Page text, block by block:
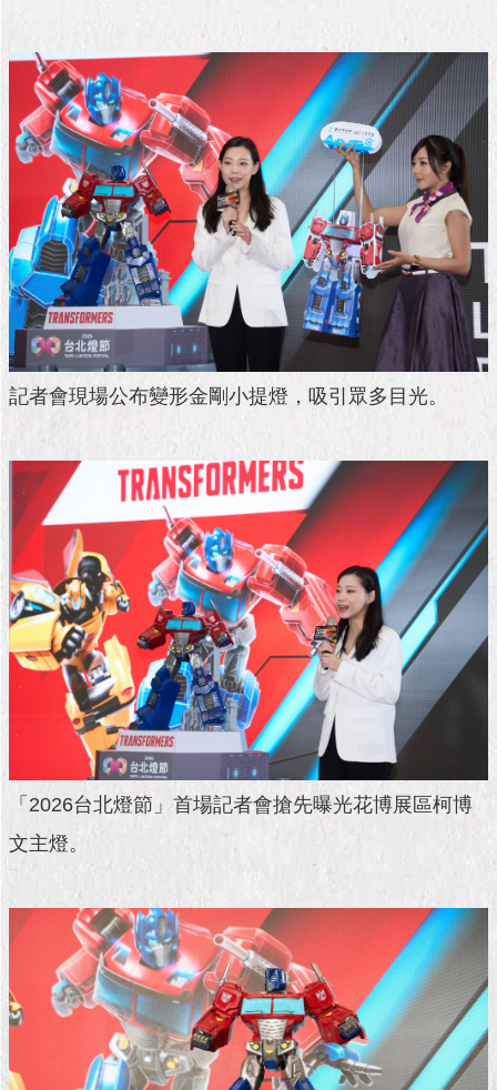
告
私
權
安
全
政
策
RSS
聯
們
（陳
情
系
統
1999）
記者會現場公布變形金剛小提燈，吸引眾多目光。
「2026台北燈節」首場記者會搶先曝光花博展區柯博
文主燈。